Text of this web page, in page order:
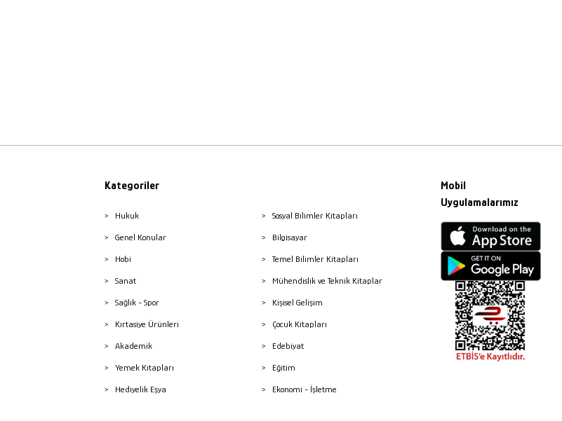
Kategoriler
Hukuk
Genel Konular
Hobi
Sanat
Sağlık - Spor
Kırtasiye Ürünleri
Akademik
Yemek Kitapları
Hediyelik Eşya
Sosyal Bilimler Kitapları
Bilgisayar
Temel Bilimler Kitapları
Mühendislik ve Teknik Kitaplar
Kişisel Gelişim
Çocuk Kitapları
Edebiyat
Eğitim
Ekonomi - İşletme
Mobil
Uygulamalarımız